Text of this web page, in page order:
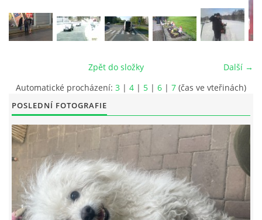
© 2026 eStránky.cz Aktualizováno: 26. 6. 2026|Nahoru ↑
Další →
Zpět do složky
Automatické procházení: 3 | 4 | 5 | 6 | 7 (čas ve vteřinách)
POSLEDNÍ FOTOGRAFIE